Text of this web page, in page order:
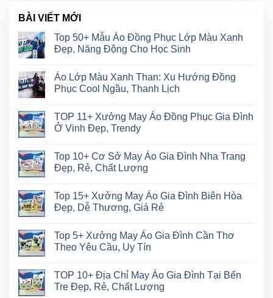
BÀI VIẾT MỚI
Top 50+ Mẫu Áo Đồng Phục Lớp Màu Xanh
Đẹp, Năng Động Cho Học Sinh
Áo Lớp Màu Xanh Than: Xu Hướng Đồng
Phục Cool Ngầu, Thanh Lịch
TOP 11+ Xưởng May Áo Đồng Phục Gia Đình
Ở Vinh Đẹp, Trendy
Top 10+ Cơ Sở May Áo Gia Đình Nha Trang
Đẹp, Rẻ, Chất Lượng
Top 15+ Xưởng May Áo Gia Đình Biên Hòa
Đẹp, Dễ Thương, Giá Rẻ
Top 5+ Xưởng May Áo Gia Đình Cần Thơ
Theo Yêu Cầu, Uy Tín
TOP 10+ Địa Chỉ May Áo Gia Đình Tại Bến
Tre Đẹp, Rẻ, Chất Lượng